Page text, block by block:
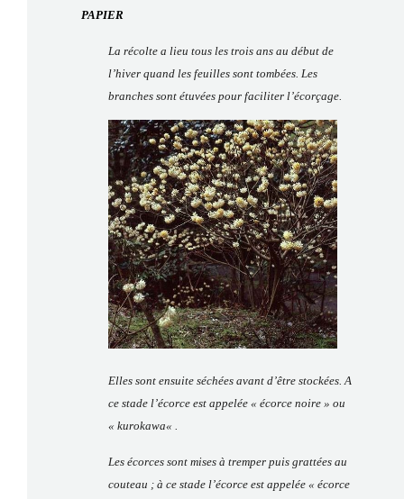
PAPIER
La récolte a lieu tous les trois ans au début de
l’hiver quand les feuilles sont tombées. Les
branches sont étuvées pour faciliter l’écorçage.
Elles sont ensuite séchées avant d’être stockées. A
ce stade l’écorce est appelée « écorce noire » ou
« kurokawa« .
Les écorces sont mises à tremper puis grattées au
couteau ; à ce stade l’écorce est appelée « écorce